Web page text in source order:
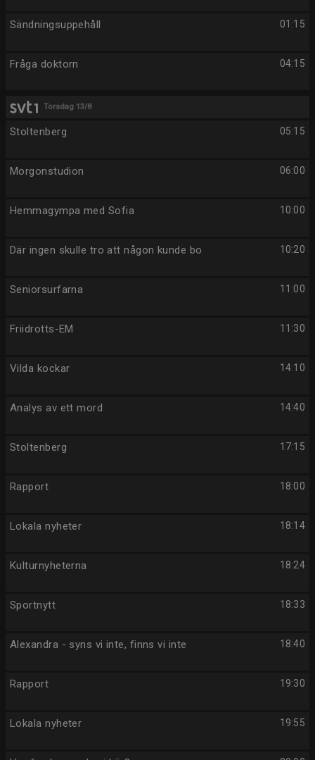
01:15
Sändningsuppehåll
04:15
Fråga doktorn
Torsdag 13/8
05:15
Stoltenberg
06:00
Morgonstudion
10:00
Hemmagympa med Sofia
10:20
Där ingen skulle tro att någon kunde bo
11:00
Seniorsurfarna
11:30
Friidrotts-EM
14:10
Vilda kockar
14:40
Analys av ett mord
17:15
Stoltenberg
18:00
Rapport
18:14
Lokala nyheter
18:24
Kulturnyheterna
18:33
Sportnytt
18:40
Alexandra - syns vi inte, finns vi inte
19:30
Rapport
19:55
Lokala nyheter